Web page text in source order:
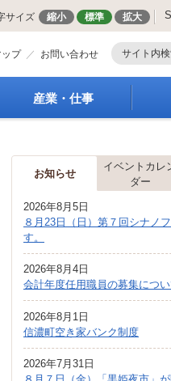
サイズ 縮小 標準 拡大
プ お問い合わせ
産業・仕事
商工業振興
届出・証明・法令・規
企業の税金
入札・契約
指定管理者制度
求人情報
庁舎
町長
都
広報
お知らせ
イベントカレ
ダー
2026年8月5日
８月23日（日）第７回シナノ
す。
2026年8月4日
会計年度任用職員の募集につい
2026年8月1日
信濃町空き家バンク制度
2026年7月31日